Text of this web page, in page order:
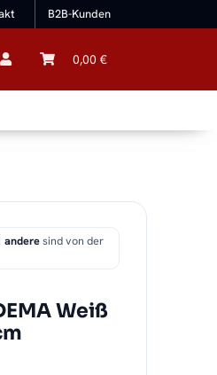
B2B-Kunden
0,00 €
anderesind von der
Weiß